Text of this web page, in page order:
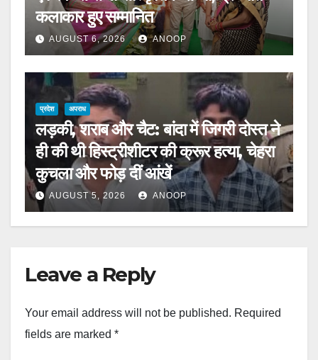
कलाकार हुए सम्मानित
AUGUST 6, 2026 ANOOP
प्रदेश अपराध
लड़की, शराब और चैट: बांदा में जिगरी दोस्त ने
ही की थी हिस्ट्रीशीटर की क्रूर हत्या, चेहरा
कुचला और फोड़ दीं आंखें
AUGUST 5, 2026 ANOOP
Leave a Reply
Your email address will not be published. Required
fields are marked *